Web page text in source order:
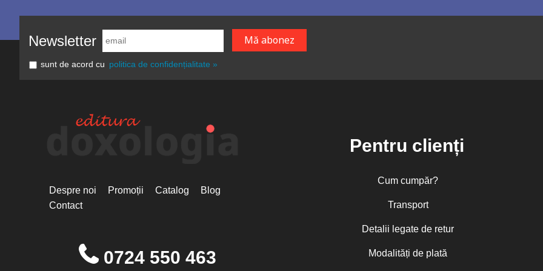
Newsletter
sunt de acord cu politica de confidențialitate »
Despre noi Promoții Catalog
Blog
Contact
0724 550 463
Pentru clienți
Cum cumpăr?
Transport
Detalii legate de retur
Modalități de plată